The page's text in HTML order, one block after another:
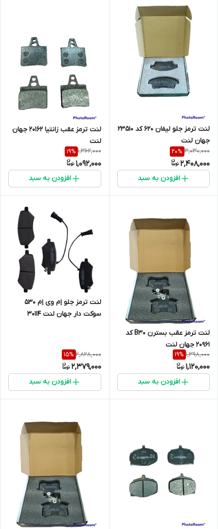
لنت ترمز جلو لیفان 620 کد 23510
جهان لنت
3,030,000
20%
2,408,000
افزودن به سبد
لنت ترمز عقب زانتیا 20162 جهان
لنت
1,362,000
19%
1,092,000
افزودن به سبد
لنت ترمز عقب بسترن B30 کد
20961 جهان لنت
1,398,000
19%
1,120,000
افزودن به سبد
لنت ترمز جلو اِم وی اِم 530
سوکت دار جهان لنت 30114
2,828,000
15%
2,379,000
افزودن به سبد